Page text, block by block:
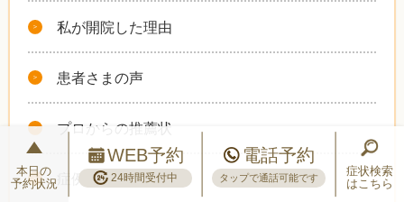
私が開院した理由
患者さまの声
プロからの推薦状
症例報告
本日の
予約状況
WEB予約
24時間受付中
電話予約
タップで通話可能です
症状検索
はこちら